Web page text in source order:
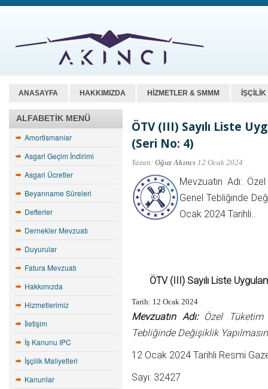
ANASAYFA HAKKIMIZDA HİZMETLER & SMMM
ALFABETIK MENÜ
Amortismanlar
Asgari Geçim İndirimi
Asgari Ücretler
Beyanname Süreleri
Defterler
Dernekler Mevzuatı
Duyurular
Fatura Mevzuatı
Hakkımızda
Hizmetlerimiz
İletişim
İş Kanunu IPC
İşçilik Maliyetleri
Kanunlar
ÖTV (III) Sayılı Liste
(Seri No: 4)
Yazan: Oğuz Akıncı 12 Ocak 2024
Mevzuatın Adı:
Genel Tebliğinde
Ocak 2024 Tarihli..
ÖTV (III) Sayılı Liste
Tarih: 12 Ocak 2024
Mevzuatın Adı:Özel Tüketim
Tebliğinde Değişiklik
12 Ocak 2024 Tarihli Resmi
Sayı: 32427